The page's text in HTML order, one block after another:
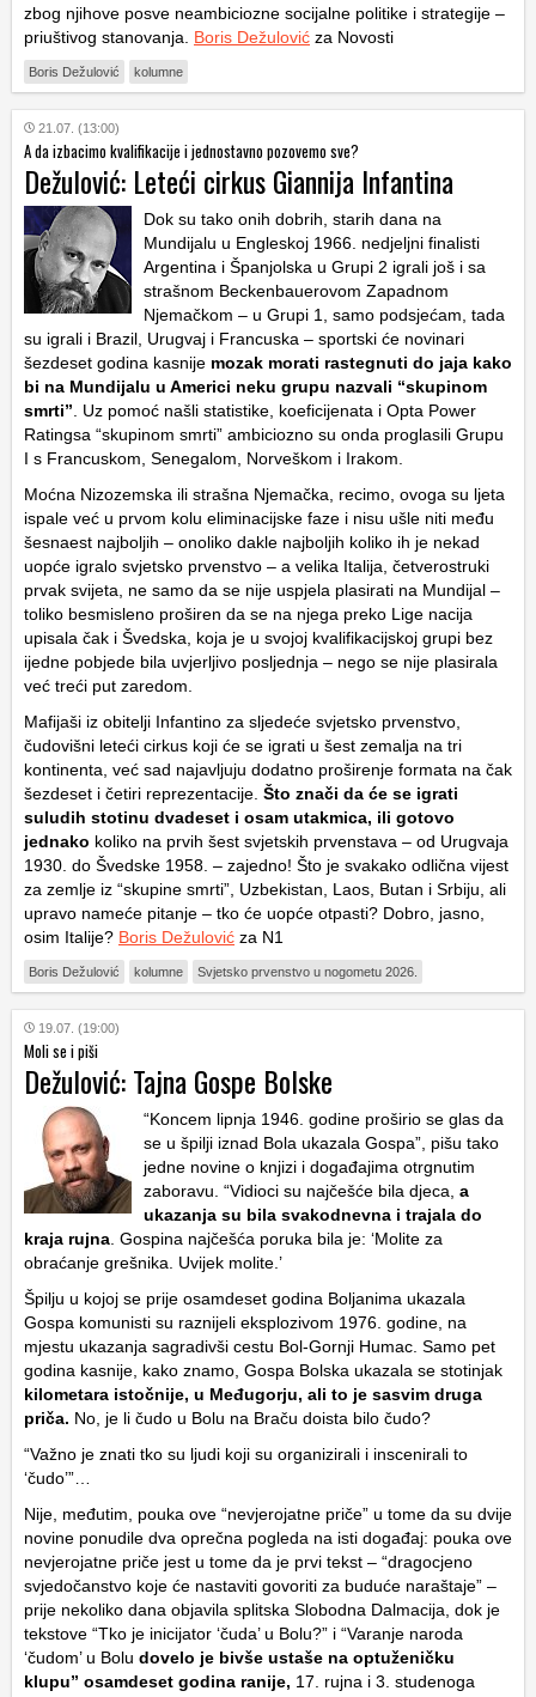
zbog njihove posve neambiciozne socijalne politike i strategije –
priuštivog stanovanja. Boris Dežulović za Novosti
Boris Dežulović kolumne
21.07. (13:00)
A da izbacimo kvalifikacije i jednostavno pozovemo sve?
Dežulović: Leteći cirkus Giannija Infantina
Dok su tako onih dobrih, starih dana na
Mundijalu u Engleskoj 1966. nedjeljni finalisti
Argentina i Španjolska u Grupi 2 igrali još i sa
strašnom Beckenbauerovom Zapadnom
Njemačkom – u Grupi 1, samo podsjećam, tada
su igrali i Brazil, Urugvaj i Francuska – sportski će novinari
šezdeset godina kasnije mozak morati rastegnuti do jaja kako
bi na Mundijalu u Americi neku grupu nazvali “skupinom
smrti” . Uz pomoć našli statistike, koeficijenata i Opta Power
Ratingsa “skupinom smrti” ambiciozno su onda proglasili Grupu
I s Francuskom, Senegalom, Norveškom i Irakom.
Moćna Nizozemska ili strašna Njemačka, recimo, ovoga su ljeta
ispale već u prvom kolu eliminacijske faze i nisu ušle niti među
šesnaest najboljih – onoliko dakle najboljih koliko ih je nekad
uopće igralo svjetsko prvenstvo – a velika Italija, četverostruki
prvak svijeta, ne samo da se nije uspjela plasirati na Mundijal –
toliko besmisleno proširen da se na njega preko Lige nacija
upisala čak i Švedska, koja je u svojoj kvalifikacijskoj grupi bez
ijedne pobjede bila uvjerljivo posljednja – nego se nije plasirala
već treći put zaredom.
Mafijaši iz obitelji Infantino za sljedeće svjetsko prvenstvo,
čudovišni leteći cirkus koji će se igrati u šest zemalja na tri
kontinenta, već sad najavljuju dodatno proširenje formata na čak
šezdeset i četiri reprezentacije. Što znači da će se igrati
suludih stotinu dvadeset i osam utakmica, ili gotovo
jednako koliko na prvih šest svjetskih prvenstava – od Urugvaja
1930. do Švedske 1958. – zajedno! Što je svakako odlična vijest
za zemlje iz “skupine smrti”, Uzbekistan, Laos, Butan i Srbiju, ali
upravo nameće pitanje – tko će uopće otpasti? Dobro, jasno,
osim Italije? Boris Dežulović za N1
Boris Dežulović kolumne Svjetsko prvenstvo u nogometu 2026.
19.07. (19:00)
Moli se i piši
Dežulović: Tajna Gospe Bolske
“Koncem lipnja 1946. godine proširio se glas da
se u špilji iznad Bola ukazala Gospa”, pišu tako
jedne novine o knjizi i događajima otrgnutim
zaboravu. “Vidioci su najčešće bila djeca, a
ukazanja su bila svakodnevna i trajala do
kraja rujna . Gospina najčešća poruka bila je: ‘Molite za
obraćanje grešnika. Uvijek molite.’
Špilju u kojoj se prije osamdeset godina Boljanima ukazala
Gospa komunisti su raznijeli eksplozivom 1976. godine, na
mjestu ukazanja sagradivši cestu Bol-Gornji Humac. Samo pet
godina kasnije, kako znamo, Gospa Bolska ukazala se stotinjak
kilometara istočnije, u Međugorju, ali to je sasvim druga
priča. No, je li čudo u Bolu na Braču doista bilo čudo?
“Važno je znati tko su ljudi koji su organizirali i inscenirali to
‘čudo’”…
Nije, međutim, pouka ove “nevjerojatne priče” u tome da su dvije
novine ponudile dva oprečna pogleda na isti događaj: pouka ove
nevjerojatne priče jest u tome da je prvi tekst – “dragocjeno
svjedočanstvo koje će nastaviti govoriti za buduće naraštaje” –
prije nekoliko dana objavila splitska Slobodna Dalmacija, dok je
tekstove “Tko je inicijator ‘čuda’ u Bolu?” i “Varanje naroda
‘čudom’ u Bolu dovelo je bivše ustaše na optuženičku
klupu” osamdeset godina ranije, 17. rujna i 3. studenoga